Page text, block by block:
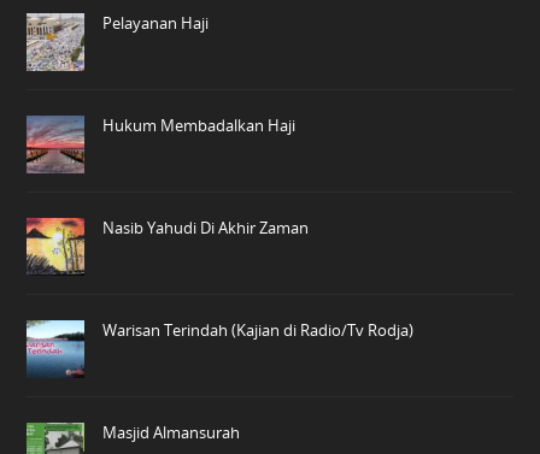
Pelayanan Haji
Hukum Membadalkan Haji
Nasib Yahudi Di Akhir Zaman
Warisan Terindah (Kajian di Radio/Tv Rodja)
Masjid Almansurah